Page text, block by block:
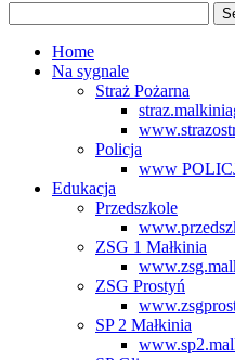
Home
Na sygnale
Straż Pożarna
Policja
www
Edukacja
Przedszkole
ZSG 1 Małkinia
ZSG Prostyń
SP 2 Małkinia